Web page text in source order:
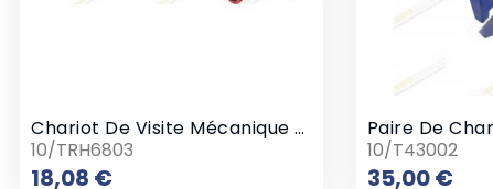
Chariot De Visite Mécanique Rigide
10/TRH6803
18,08 €
10/T43002
35,00 €Prix